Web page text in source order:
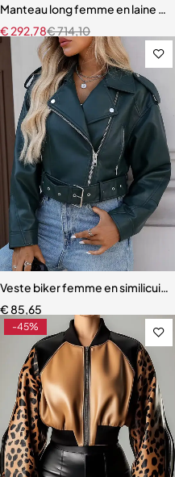
Manteau long femme en laine
€714,10
€292,78
Veste biker femme en similicuir
€ 85,65
-45%